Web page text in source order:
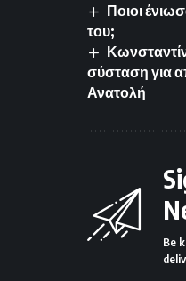
Ποιοι
του;
σύσταση για
Ανατολή
Be